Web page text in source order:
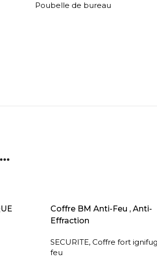
Poubelle de bureau
AJOUTER AU PANIER
Coffre BM Anti-Feu , Anti-
Effraction
SECURITE, Coffre fort
feu